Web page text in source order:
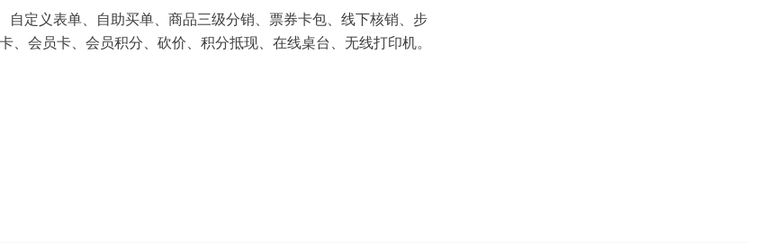
自定义表单、自助买单、商品三级分销、票券卡包、线下核销、步
、会员卡、会员积分、砍价、积分抵现、在线桌台、无线打印机。